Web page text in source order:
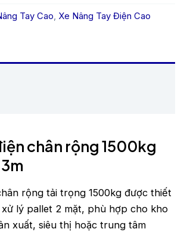
Tay Cao, Xe Nâng Tay Điện Cao
chân rộng 1500kg
rộng tải trọng 1500kg được thiết
lý pallet 2 mặt, phù hợp cho kho
xuất, siêu thị hoặc trung tâm